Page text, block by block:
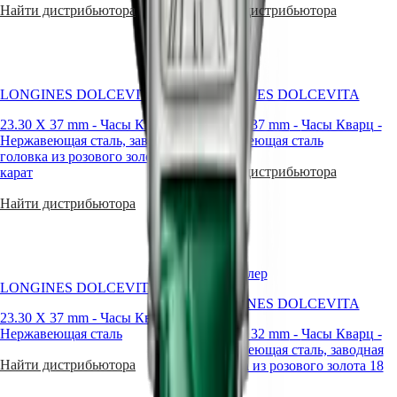
по
уходу
ваши
Гарантия
Найти
сервисный
центр
Свяжитесь
с
нами
Найти дистрибьютора Найти дистрибьютора
LONGINES DOLCEVITA
23.30 X 37 mm - Часы Кварц
Нержавеющая сталь, заводная
головка из розового золота 18
карат
Найти дистрибьютора
LONGINES DOLCEVITA
23.30 X 37 mm- Часы Кварц -
Нержавеющая сталь
Найти дистрибьютора
LONGINES DOLCEVITA
23.30 X 37 mm - Часы Кварц
Нержавеющая сталь
Найти дистрибьютора
Бестселлер
LONGINES DOLCEVITA
20.80 X 32 mm- Часы Кварц -
Нержавеющая сталь, заводная
головка из розового золота 18